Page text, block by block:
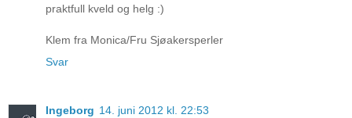
praktfull kveld og helg :)
Klem fra Monica/Fru Sjøakersperler
Svar
Ingeborg 14. juni 2012 kl. 22:53